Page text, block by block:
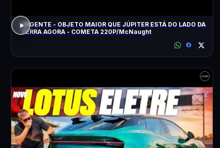
URGENTE - OBJETO MAIOR QUE JÚPITER ESTÁ DO LADO DA
TERRA AGORA - COMETA 220P/McNaught